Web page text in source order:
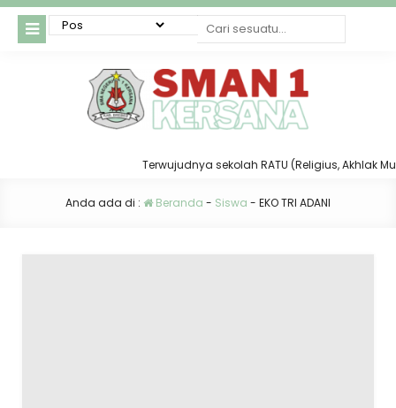
Terwujudnya sekolah RATU (Religius, Akhlak
Anda ada di : Beranda - Siswa - EKO TRI ADANI